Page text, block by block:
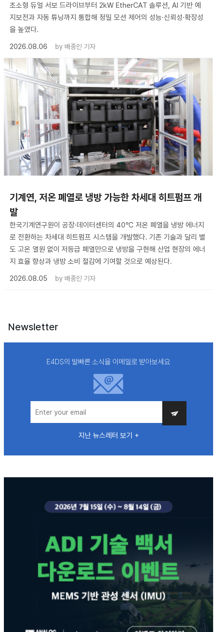
초소형 듀얼 서보 드라이브부터 2kW EtherCAT 솔루션, AI 기반 예
지보전과 자동 튜닝까지 통합해 정밀 모션 제어의 성능·신뢰성·확장성
을 높였다.
2026.08.06
by 배종인 기자
기계연, 저온 폐열로 냉방 가능한 차세대 히트펌프 개
발
한국기계연구원이 공장·데이터센터의 40℃ 저온 폐열을 냉방 에너지
로 전환하는 차세대 히트펌프 시스템을 개발했다. 기존 기술과 달리 별
도 고온 열원 없이 저등급 폐열만으로 냉방을 구현해 산업 현장의 에너
지 효율 향상과 냉방 소비 절감에 기여할 것으로 예상된다.
2026.08.05
by 배종인 기자
Newsletter
E4DS의 발빠른 소식을 이메일로 받아보세요
지난 뉴스레터 보기 +